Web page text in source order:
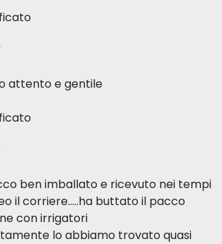
attento e gentile
ben imballato e ricevuto nei tempi
il corriere.....ha buttato il pacco
con irrigatori
lo abbiamo trovato quasi